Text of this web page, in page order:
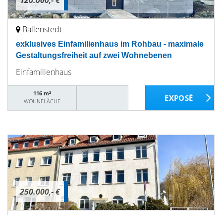
Ballenstedt
exklusives Einfamilienhaus im Rohbau - maximale
Gestaltungsfreiheit auf zwei Wohnebenen
Einfamilienhaus
116 m²
WOHNFLÄCHE
250.000,- €